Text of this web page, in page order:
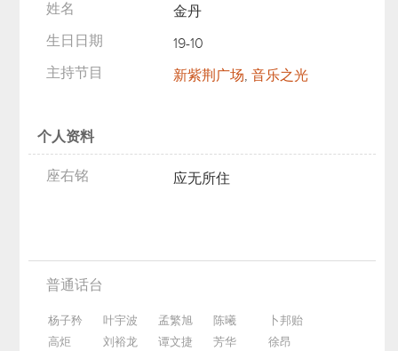
姓名
金丹
生日日期
19-10
主持节目
新紫荆广场, 音乐之光
个人资料
座右铭 应无所住
普通话台
杨子矜 叶宇波 孟繁旭 陈曦
卜邦贻
高炬
刘裕龙 谭文捷 芳华
徐昂